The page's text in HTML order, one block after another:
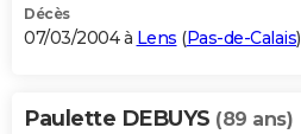
Décès
07/03/2004 à Lens (Pas-de-Calais)
Paulette DEBUYS (89 ans)